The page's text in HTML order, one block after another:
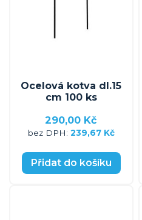
Ocelová kotva dl.15
cm 100 ks
290,00 Kč
239,67 Kč
Přidat do košíku